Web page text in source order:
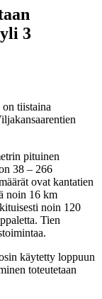
3
tiistaina
pituinen
38 – 266
ovat kantatien
noin 16 km
noin 120
Tien
käytetty loppuun
toteutetaan